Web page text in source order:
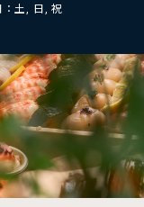
土, 日, 祝